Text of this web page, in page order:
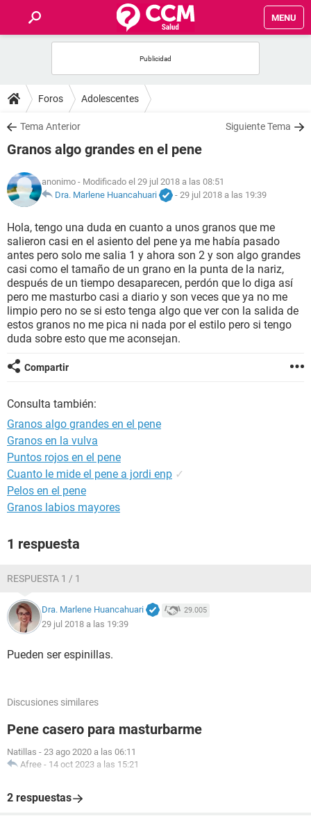
MENU
FOROS
SALUD
NUTRICIÓN
BIENESTAR
SEXUALIDAD
GLOSARIO
Foros Adolescentes
Tema Anterior Siguiente Tema
Granos algo grandes en el pene
anonimo - Modificado el 29 jul 2018 a las 08:51
Dra. Marlene Huancahuari
- 29 jul 2018 a las 19:39
Hola, tengo una duda en cuanto a unos granos que me
salieron casi en el asiento del pene ya me había pasado
antes pero solo me salia 1 y ahora son 2 y son algo grandes
casi como el tamaño de un grano en la punta de la nariz,
después de un tiempo desaparecen, perdón que lo diga así
pero me masturbo casi a diario y son veces que ya no me
limpio pero no se si esto tenga algo que ver con la salida de
estos granos no me pica ni nada por el estilo pero si tengo
duda sobre esto que me aconsejan.
Compartir
Consulta también:
Granos algo grandes en el pene
Granos en la vulva
Puntos rojos en el pene
Cuanto le mide el pene a jordi enp ✓
Pelos en el pene
Granos labios mayores
1 respuesta
RESPUESTA 1 / 1
Dra. Marlene Huancahuari 29.005
29 jul 2018 a las 19:39
Pueden ser espinillas.
Discusiones similares
Pene casero para masturbarme
Natillas - 23 ago 2020 a las 06:11
Afree - 14 oct 2023 a las 15:21
2 respuestas